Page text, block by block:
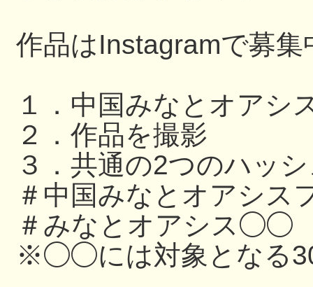
作品はInstagramで募集
１．中国みなとオアシ
２．作品を撮影
３．共通の2つのハッ
＃中国みなとオアシス
＃みなとオアシス◯◯
※◯◯には対象となる